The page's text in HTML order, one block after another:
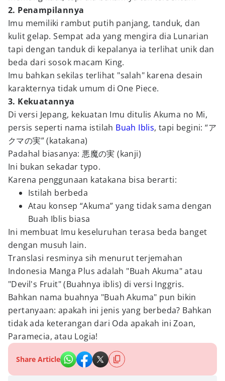
2. Penampilannya
Imu memiliki rambut putih panjang, tanduk, dan
kulit gelap. Sempat ada yang mengira dia Lunarian
tapi dengan tanduk di kepalanya ia terlihat unik dan
beda dari sosok macam King.
Imu bahkan sekilas terlihat "salah" karena desain
karakternya tidak umum di One Piece.
3. Kekuatannya
Di versi Jepang, kekuatan Imu ditulis Akuma no Mi,
persis seperti nama istilah Buah Iblis, tapi begini: “ア
クマの実” (katakana)
Padahal biasanya: 悪魔の実 (kanji)
Ini bukan sekadar typo.
Karena penggunaan katakana bisa berarti:
Istilah berbeda
Atau konsep “Akuma” yang tidak sama dengan
Buah Iblis biasa
Ini membuat Imu keseluruhan terasa beda banget
dengan musuh lain.
Translasi resminya sih menurut terjemahan
Indonesia Manga Plus adalah "Buah Akuma" atau
"Devil's Fruit" (Buahnya iblis) di versi Inggris.
Bahkan nama buahnya "Buah Akuma" pun bikin
pertanyaan: apakah ini jenis yang berbeda? Bahkan
tidak ada keterangan dari Oda apakah ini Zoan,
Paramecia, atau Logia!
Share Article